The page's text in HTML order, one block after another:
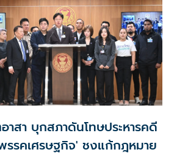
าสา บุกสภาดันโทษประหารคดี
รรคเศรษฐกิจ' ชงแก้กฎหมาย